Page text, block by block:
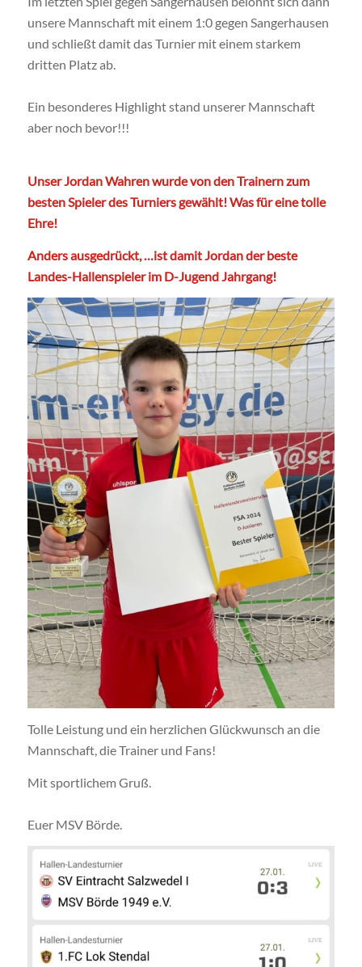
unsere Mannschaft mit einem 1:0 gegen Sangerhausen
und schließt damit das Turnier mit einem starkem
dritten Platz ab.
Ein besonderes Highlight stand unserer Mannschaft
aber noch bevor!!!
Unser Jordan Wahren wurde von den Trainern zum
besten Spieler des Turniers gewählt! Was für eine tolle
Ehre!
Anders ausgedrückt, …ist damit Jordan der beste
Landes-Hallenspieler im D-Jugend Jahrgang!
Tolle Leistung und ein herzlichen Glückwunsch an die
Mannschaft, die Trainer und Fans!
Mit sportlichem Gruß.
Euer MSV Börde.